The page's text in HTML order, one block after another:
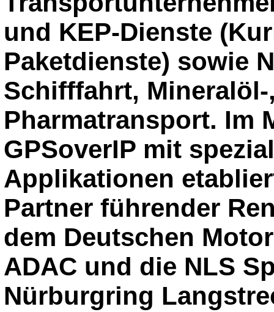
und KEP-Dienste
Paketdienste) sowie
Schifffahrt,
Pharmatransport. Im
GPSoverIP mit
Applikationen
Partner führender
dem Deutschen
ADAC und die NLS
Nürburgring